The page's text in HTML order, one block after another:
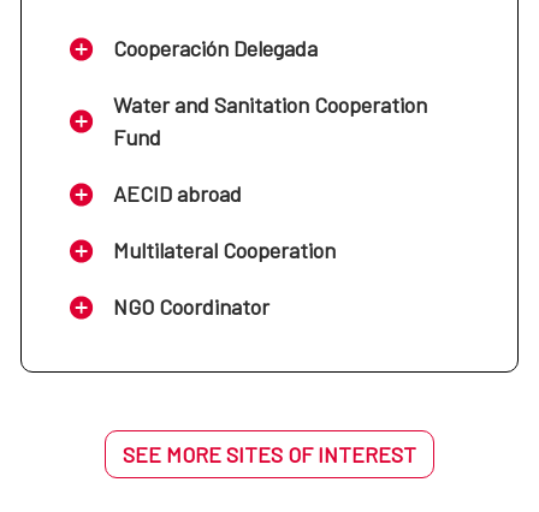
Cooperación Delegada
Water and Sanitation Cooperation
Fund
AECID abroad
Multilateral Cooperation
NGO Coordinator
SEE MORE SITES OF INTEREST